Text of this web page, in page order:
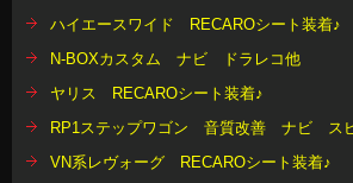
ハイエースワイド RECAROシート装着♪
N-BOXカスタム ナビ ドラレコ他
ヤリス RECAROシート装着♪
RP1ステップワゴン 音質改善 ナビ スピ
VN系レヴォーグ RECAROシート装着♪